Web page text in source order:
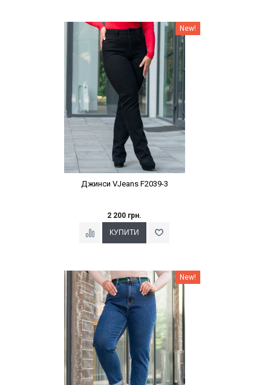
Наклейки Варіант з % New!
Джинси VJeans F2039-3
2 200 грн.
Наклейки Варіант з % New!